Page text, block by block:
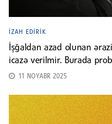
İZAH EDIRIK
İşğaldan azad olunan
icazə verilmir. Burada
11 NOYABR 2025